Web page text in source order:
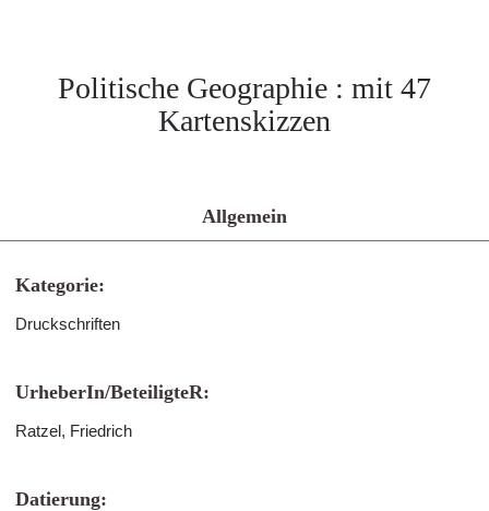
Politische Geographie : mit 47
Kartenskizzen
Allgemein
Kategorie:
Druckschriften
UrheberIn/BeteiligteR:
Ratzel, Friedrich
Datierung: